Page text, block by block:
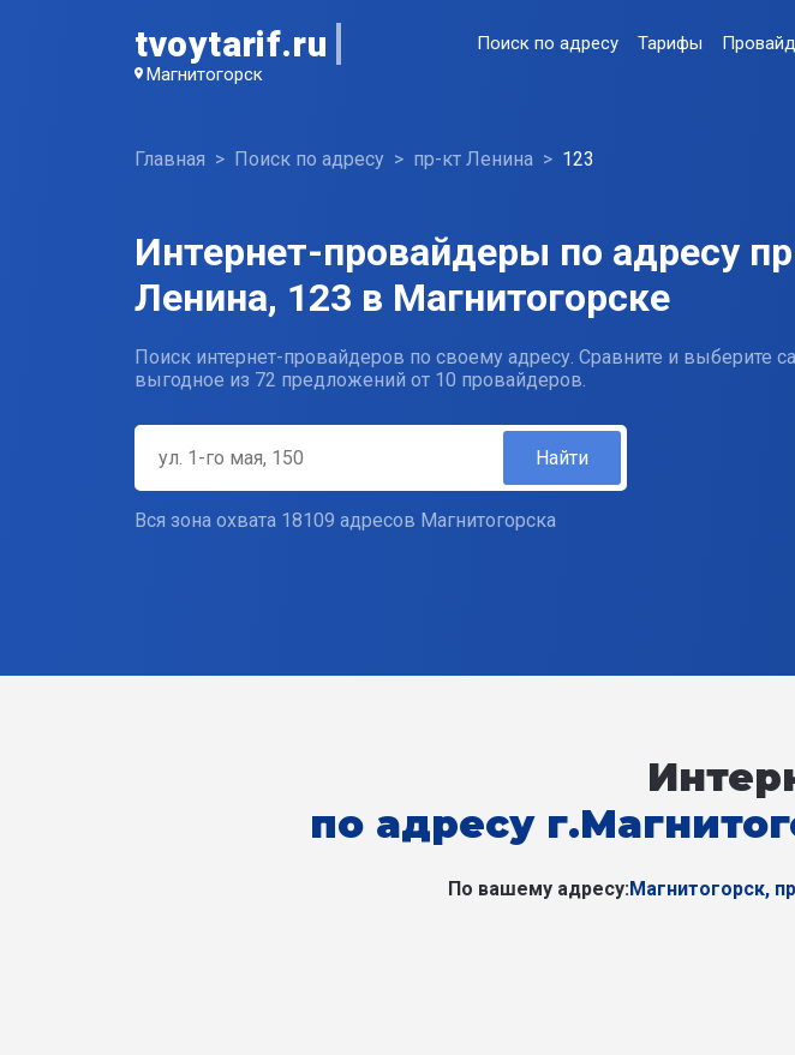
tvoytarif.ru
Магнитогорск
Поиск по адресу Тарифы
Главная Поиск по адресу пр-кт Ленина 123
Интернет-провайдеры по адресу
Ленина, 123 в Магнитогорске
Поиск интернет-провайдеров по своему адресу. Сравните и выберите
выгодное из 72 предложений от 10 провайдеров.
Найти
Вся зона охвата 18109 адресов Магнитогорска
по адресу
По вашему адресу: Магнитогорск,